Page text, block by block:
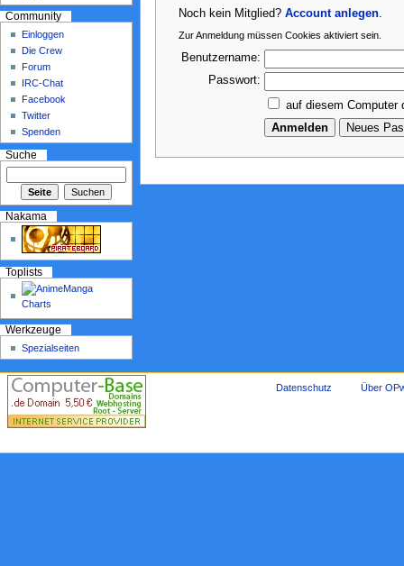
Noch kein Mitglied?Account anlegen
Zur Anmeldung müssen Cookies aktiviert sein.
Benutzername:
Passwort:
auf diesem Computer
Community
Einloggen
Die Crew
Forum
IRC-Chat
Facebook
Twitter
Spenden
Suche
Nakama
Toplists
Werkzeuge
Spezialseiten
Datenschutz Über